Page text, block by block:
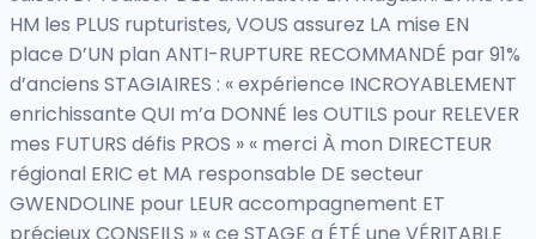
HM les PLUS rupturistes, VOUS assurez LA mise EN
place D’UN plan ANTI-RUPTURE RECOMMANDÉ par 91%
d’anciens STAGIAIRES : « expérience INCROYABLEMENT
enrichissante QUI m’a DONNÉ les OUTILS pour RELEVER
mes FUTURS défis PROS » « merci À mon DIRECTEUR
régional ERIC et MA responsable DE secteur
GWENDOLINE pour LEUR accompagnement ET